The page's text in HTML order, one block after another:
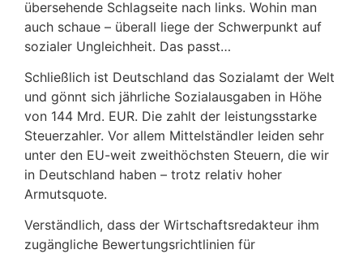
übersehende Schlagseite nach links. Wohin man
auch schaue – überall liege der Schwerpunkt auf
sozialer Ungleichheit. Das passt…
Schließlich ist Deutschland das Sozialamt der Welt
und gönnt sich jährliche Sozialausgaben in Höhe
von 144 Mrd. EUR. Die zahlt der leistungsstarke
Steuerzahler. Vor allem Mittelständler leiden sehr
unter den EU-weit zweithöchsten Steuern, die wir
in Deutschland haben – trotz relativ hoher
Armutsquote.
Verständlich, dass der Wirtschaftsredakteur ihm
zugängliche Bewertungsrichtlinien für